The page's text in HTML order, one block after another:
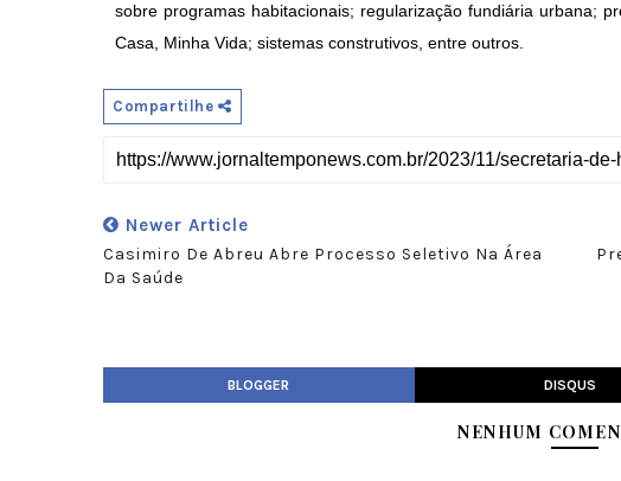
sobre programas habitacionais; regularização fundiária urbana;
Casa, Minha Vida; sistemas construtivos, entre outros.
Compartilhe
Newer Article
Casimiro De Abreu Abre Processo Seletivo Na Área
Da Saúde
BLOGGER DISQUS
NENHUM